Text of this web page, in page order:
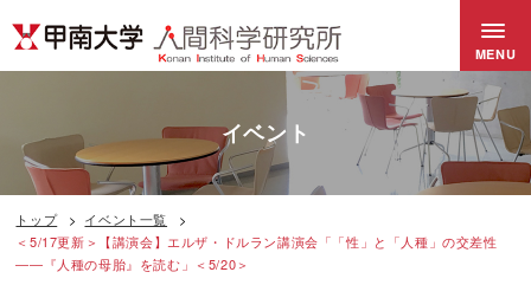
MENU
イベント
トップ
イベント一覧
＜5/17更新＞【講演会】エルザ・ドルラン講演会「「性」と「人種」の交差性
――『人種の母胎』を読む」＜5/20＞